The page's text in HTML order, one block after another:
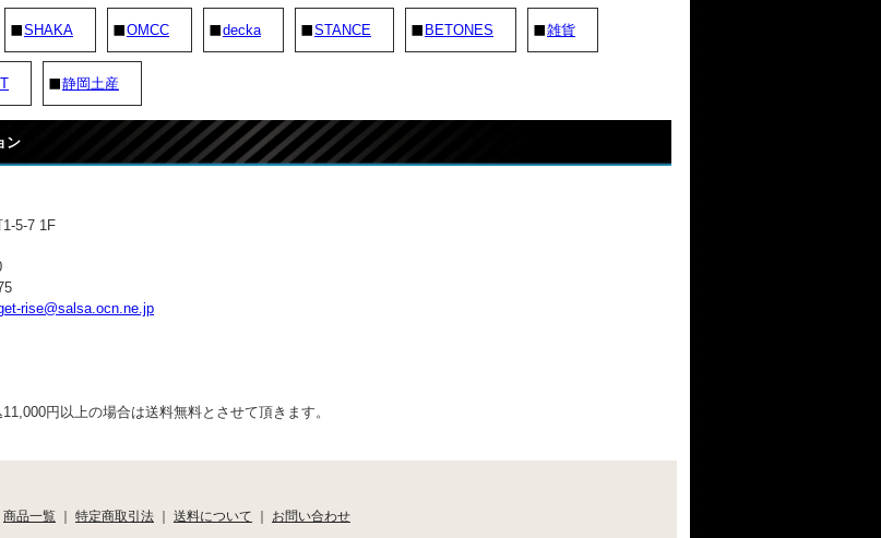
SHAKA OMCC decka STANCE BETONES 雑貨
静岡土産
ン
5-7 1F
rise@salsa.ocn.ne.jp
円以上の場合は送料無料とさせて頂きます。
商品一覧 ｜ 特定商取引法 ｜ 送料について ｜ お問い合わせ